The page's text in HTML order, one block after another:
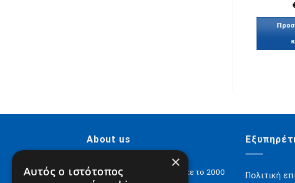
About us
H Digital Content ΑΕ ιδρύθηκε το 2000
Πολιτική
×
Αυτός ο ιστότοπος